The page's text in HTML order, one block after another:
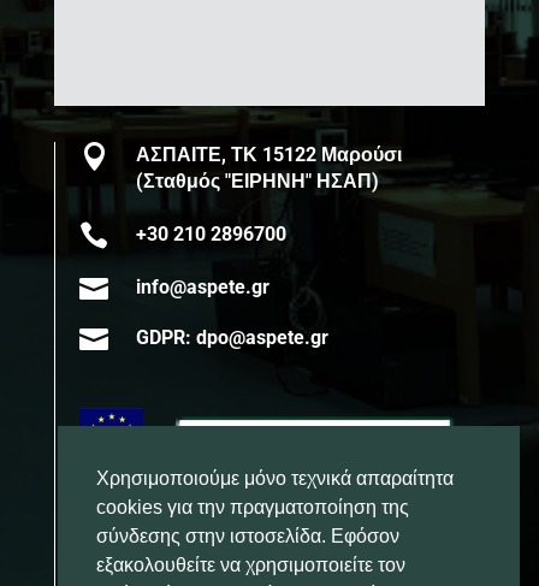

ΑΣΠΑΙΤΕ, ΤΚ 15122 Μαρούσι
(Σταθμός "ΕΙΡΗΝΗ" ΗΣΑΠ)
 +30 210 2896700
 info@aspete.gr
 GDPR: dpo@aspete.gr
Χρησιμοποιούμε μόνο τεχνικά απαραίτητα
cookies για την πραγματοποίηση της
σύνδεσης στην ιστοσελίδα. Εφόσον
εξακολουθείτε να χρησιμοποιείτε τον